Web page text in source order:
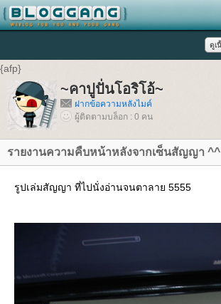
{afp}
~คาปูปั่นโอริโอ้~
ฝากข้อความหลังไมค์
ผู้ติดตามบล็อก : 0 คน
รายงานความคืบหน้าหลังจากเซ็นสัญญา ^^
รูปเล่มสัญญา ที่ไปนั่งอ่านจนตาลาย 5555